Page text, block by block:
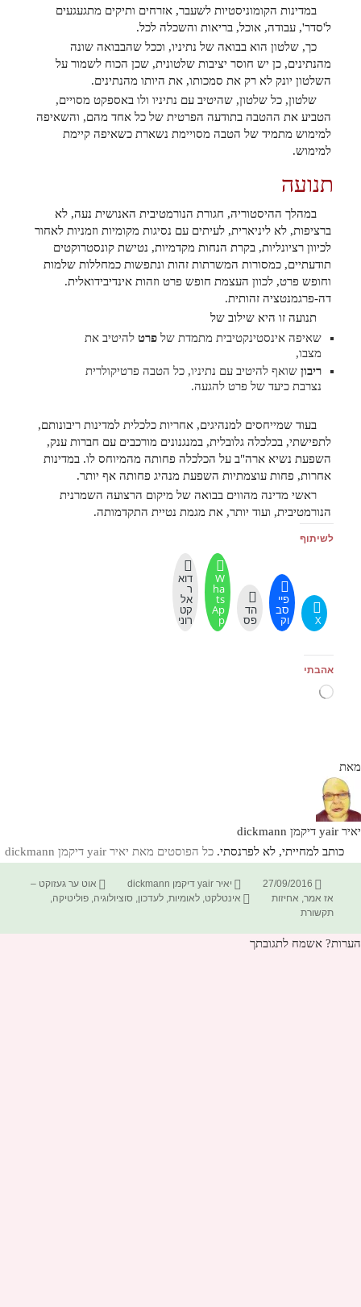
במדינות הקומוניסטיות לשעבר, אזרחים ותיקים מתגעגעים
ל'סדר', עבודה, אוכל, בריאות והשכלה לכל.
כך, שלטון הוא בבואה של נתיניו, וככל שהבבואה שונה
מהנתינים, כן יש חוסר יציבות שלטונית, שכן הכוח לשמור על
השלטון יונק לא רק את סמכותו, את היותו מהנתינים.
שלטון, כל שלטון, שהיטיב עם נתיניו ולו באספקט מסויים,
הטביע את ההטבה בתודעה הפרטית של כל אחד מהם, והשאיפה
למימוש מתמיד של הטבה מסויימת נשארת כשאיפה קיימת
למימוש.
תנועה
במהלך ההיסטוריה, חגורת הנורמטיבית האנושית נעה, לא
ברציפות, לא ליניארית, לעיתים עם נסיגות מקומיות וזמניות לאחור
לכיוון רציונליות, בקרת הנחות מקדמיות, נטישת קונסטרוקטים
תודעתיים, כמסורות המשרתות זהות ונתפשות כמחללות שלמות
וחופש פרט, לכוון העצמת חופש פרט וזהות אינדיבידואלית.
דה-פרגמנטציה זהותית.
תנועה זו היא שילוב של
שאיפה אינסטינקטיבית מתמדת שלפרט להיטיב את
מצבו,
ריבון שואף להיטיב עם נתיניו, כל הטבה פרטיקולרית
נצרבת כיעד של פרט להגעה.
בעוד שמייחסים למנהיגים, אחריות כלכלית למדינות ריבונותם,
לתפישתי, בכלכלה גלובלית, במנגנונים מורכבים עם חברות ענק,
השפעת נשיא ארה"ב על הכלכלה פחותה מהמיוחס לו. במדינות
אחרות, פחות עוצמתיות השפעת מנהיג פחותה אף יותר.
ראשי מדינה מהווים בבואה של מיקום הרצועה השמרנית
הנורמטיבית, ועוד יותר, את מגמת נטיית התקדמותה.
לשיתוף
X
פיי
סב
וק
הד
פס
W
ha
ts
Ap
p
דוא
ר
אל
קט
רוני
אהבתי
טוען...
מאת
יאיר yair דיקמן dickmann
כותב למחייתי, לא לפרנסתי. כל הפוסטים מאת יאיר yair דיקמן dickmann‏
פורסם
בתאריך
27/09/2016 מחבר
יאיר yair דיקמן dickmann קטגוריות
אוט ער געזוקט –
אז אמר, אחיזות תגיות
אינטלקט,לאומיות,לעדכון,סוציולוגיה,פוליטיקה,
תקשורת
הערות? אשמח לתגובתך